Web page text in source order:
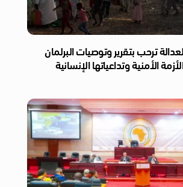
ترحب بتقرير وتوصيات البرلمان
الأمنية وتداعياتها الإنسانية